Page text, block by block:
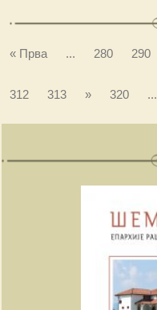
« Прва ... 280 290
312
313 » 320 ...